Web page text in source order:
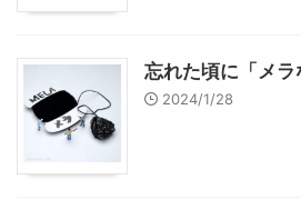
忘れた頃に「メラ
2024/1/28